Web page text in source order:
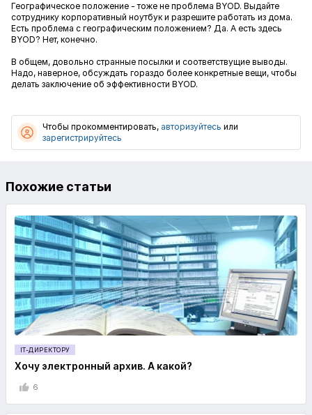
Географическое положение - тоже не проблема BYOD. Выдайте
сотруднику корпоративный ноутбук и разрешите работать из дома.
Есть проблема с географическим положением? Да. А есть здесь
BYOD? Нет, конечно.
В общем, довольно странные посылки и соответствущие выводы.
Надо, наверное, обсуждать гораздо более конкретные вещи, чтобы
делать заключение об эффективности BYOD.
Чтобы прокомментировать, авторизуйтесь или
зарегистрируйтесь
Похожие статьи
IT-ДИРЕКТОРУ
Хочу электронный архив. А какой?
6